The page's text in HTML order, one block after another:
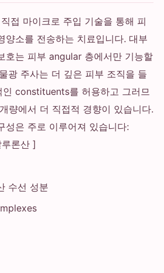
접 마이크로 주입 기술을 통해 피
양소를 전송하는 치료입니다. 대부
호는 피부 angular 층에서만 기능할
광 주사는 더 깊은 피부 조직을 들
인 constituents를 허용하고 그러므
량에서 더 직접적 경향이 있습니다.
성은 주로 이루어져 있습니다:
론산 ]
수선 성분